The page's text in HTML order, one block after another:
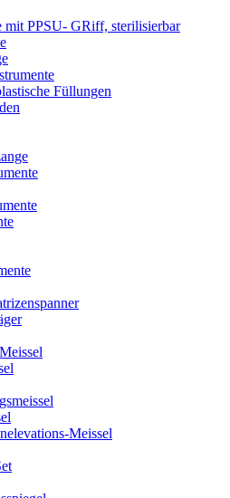
mit PPSU- GRiff, sterilisierbar
Füllungen
Meissel